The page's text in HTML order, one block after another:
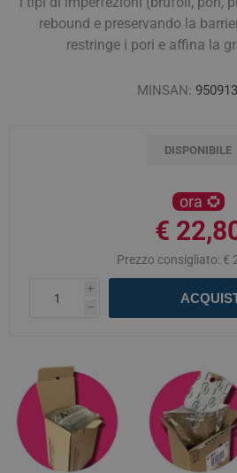
rebound e preservando la
restringe i pori e affina la
MINSAN:
DISPONIBILE
ora
€
Prezzo consigliato: €
i
h